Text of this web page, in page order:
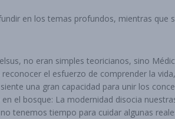
en los temas profundos, mientras que
no eran simples teoricianos, sino
el esfuerzo de comprender la
una gran capacidad para unir los
el bosque: La modernidad disocia
tenemos tiempo para cuidar algunas